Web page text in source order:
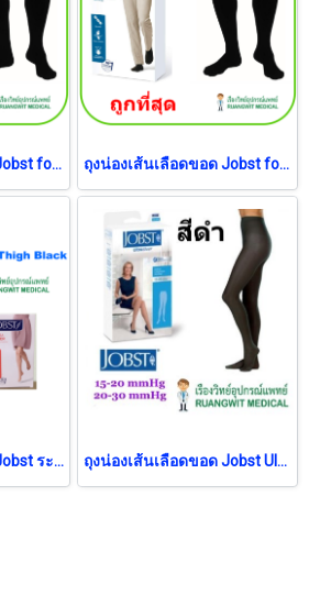
ถุงน่องเส้นเลือดขอด Jobst for men (ชาย) ระดับเข่า แรงบีบ 20-30 มม.ปรอท ถุงน่องเส้นเลือดขอด Jobst for men (ชาย) ระดับเข่า แรงบีบ 15-20 มม.ปรอท
ถุงน่องเส้นเลือดขอด Jobst ระดับต้นขา แรงดัน 30-40 มม.ปรอท สีดำ ถุงน่องเส้นเลือดขอด Jobst Ultra Sheer Waist เต็มตัว แรงบีบ 30-40 มม.ปรอท สีดำ